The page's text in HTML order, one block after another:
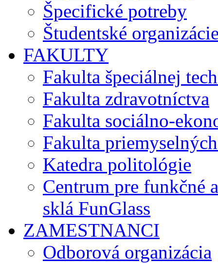
Špecifické potreby
Študentské
FAKULTY
Fakulta špeciálnej
Fakulta zdravotníctva
Fakulta sociálno-
Fakulta
Katedra politológie
Centrum pre funkčné
sklá FunGlass
ZAMESTNANCI
Odborová organizácia